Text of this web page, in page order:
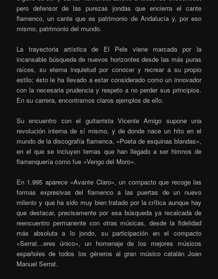
pero defensor de las purezas jondas que encierra el cante
flamenco, un cante que es patrimonio de Andalucía y, por eso
mismo, patrimonio del mundo.
La trayectoria artística de El Pele viene marcada por la
incansable búsqueda de nuevos horizontes desde las más puras
raíces, su eterna inquietud por conocer y recrear a su propio
estilo; ésto le ha llevado a estar considerado como un innovador
con la necesaria prudencia y respeto a no perder sus principios.
En su carrera, encontramos claros ejemplos de ello.
Su encuentro con el guitarrista Vicente Amigo supone una
revolución interna de sí mismo, y de donde nace un hito en el
mundo de la discografía flamenca, «Poeta de esquinas blandas»,
en el que se incluyen temas que han llegado a ser himnos de
flamenquería como fue «Vengo del Moro».
En 1.995 aparece «Avante Claro», un compacto que recoge las
formas expresivas del flamenco a las puertas de un nuevo
milenio y que ha sido muy bien tratado por la crítica aunque hay
que destacar, precisamente por esa búsqueda ya recalcada de
reencuentro permanente con otras músicas, desde la fidelidad
más absoluta a lo jondo, su participación en el compacto
«Serrat…eres único», un homenaje de los mejores músicos
españoles de todos los géneros al gran músico catalán Joan
Manuel Serrat.